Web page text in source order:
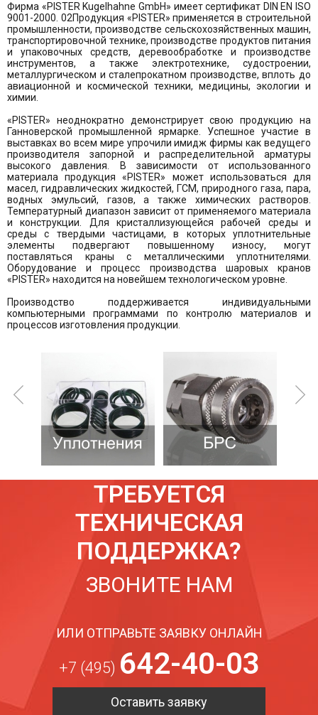
Фирма «PISTER Kugelhahne GmbH» имеет сертификат DIN EN ISO
9001-2000. 02Продукция «PISTER» применяется в строительной
промышленности, производстве сельскохозяйственных машин,
транспортировочной технике, производстве продуктов питания
и упаковочных средств, деревообработке и производстве
инструментов, а также электротехнике, судостроении,
металлургическом и сталепрокатном производстве, вплоть до
авиационной и космической техники, медицины, экологии и
химии.
«PISTER» неоднократно демонстрирует свою продукцию на
Ганноверской промышленной ярмарке. Успешное участие в
выставках во всем мире упрочили имидж фирмы как ведущего
производителя запорной и распределительной арматуры
высокого давления. В зависимости от использованного
материала продукция «PISTER» может использоваться для
масел, гидравлических жидкостей, ГСМ, природного газа, пара,
водных эмульсий, газов, а также химических растворов.
Температурный диапазон зависит от применяемого материала
и конструкции. Для кристаллизующейся рабочей среды и
среды с твердыми частицами, в которых уплотнительные
элементы подвергают повышенному износу, могут
поставляться краны с металлическими уплотнителями.
Оборудование и процесс производства шаровых кранов
«PISTER» находится на новейшем технологическом уровне.
Производство поддерживается индивидуальными
компьютерными программами по контролю материалов и
процессов изготовления продукции.
ТРЕБУЕТСЯ
ТЕХНИЧЕСКАЯ
ПОДДЕРЖКА?
ЗВОНИТЕ НАМ
ИЛИ ОТПРАВЬТЕ ЗАЯВКУ ОНЛАЙН
+7 (495) 642-40-03
Оставить заявку